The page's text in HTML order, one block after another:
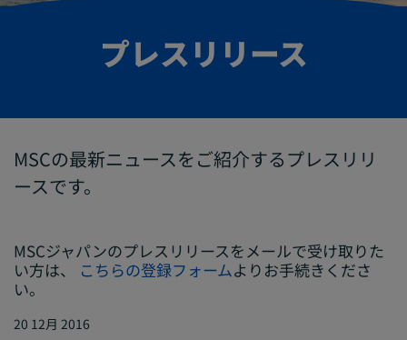
プレスリリース
MSCの最新ニュースをご紹介するプレスリリ
ースです。
MSCジャパンのプレスリリースをメールで受け取りた
い方は、
こちらの登録フォームよりお手続きくださ
い。
20 12月 2016